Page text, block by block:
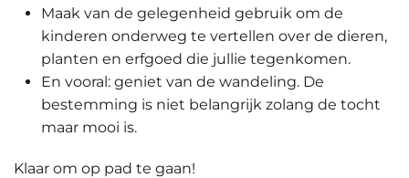
Maak van de gelegenheid gebruik om de
kinderen onderweg te vertellen over de dieren,
planten en erfgoed die jullie tegenkomen.
En vooral: geniet van de wandeling. De
bestemming is niet belangrijk zolang de tocht
maar mooi is.
Klaar om op pad te gaan!